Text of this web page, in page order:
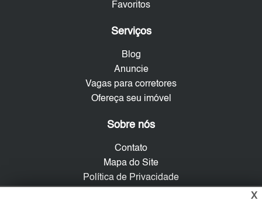
Favoritos
Serviços
Blog
Anuncie
Vagas para corretores
Ofereça seu imóvel
Sobre nós
Contato
Mapa do Site
Política de Privacidade
X